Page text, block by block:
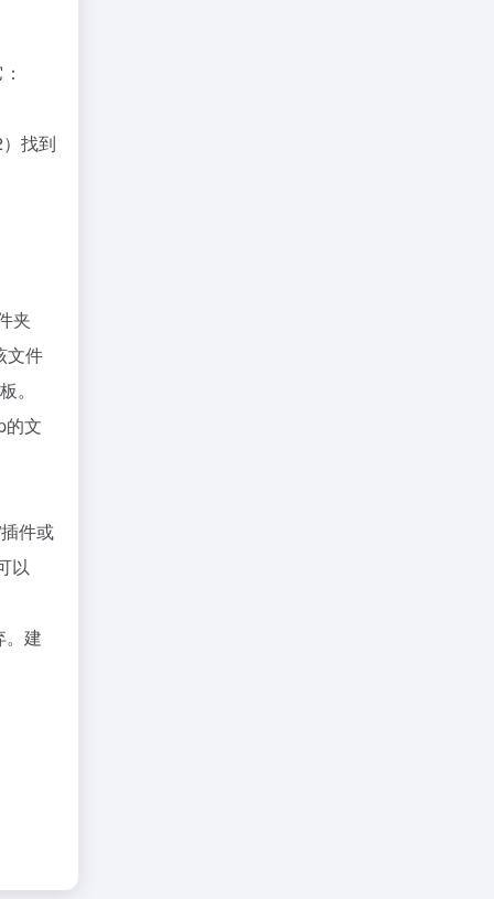
找到
夹
文件
。
的文
件或
以
。建